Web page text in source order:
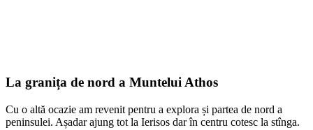
La granița de nord a Muntelui Athos
Cu o altă ocazie am revenit pentru a explora și partea de nord a
peninsulei. Așadar ajung tot la Ierisos dar în centru cotesc la stînga.